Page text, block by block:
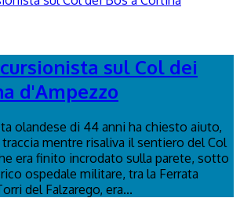
sul Col dei
d'Ampezzo
olandese di 44 anni ha chiesto aiuto,
mentre risaliva il sentiero del Col
era finito incrodato sulla parete, sotto
ospedale militare, tra la Ferrata
del Falzarego, era...